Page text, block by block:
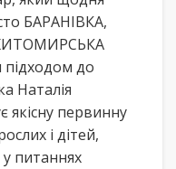
БАРАНІВКА,
підходом до
Наталія
якісну первинну
і дітей,
питаннях